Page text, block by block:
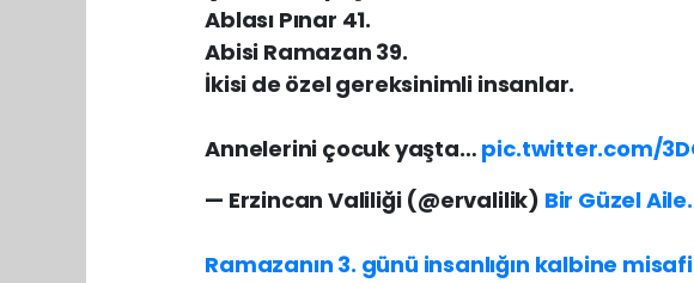
Ablası Pınar 41.
Abisi Ramazan 39.
İkisi de özel gereksinimli insanlar.
Annelerini çocuk yaşta… pic.twitter.com/
— Erzincan Valiliği (@ervalilik) Bir Güzel
Ramazanın 3. günü insanlığın kalbine